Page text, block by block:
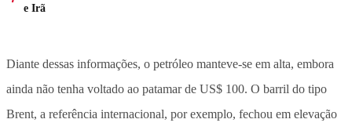
e Irã
Diante dessas informações, o petróleo manteve-se em alta, embora
ainda não tenha voltado ao patamar de US$ 100. O barril do tipo
Brent, a referência internacional, por exemplo, fechou em elevação